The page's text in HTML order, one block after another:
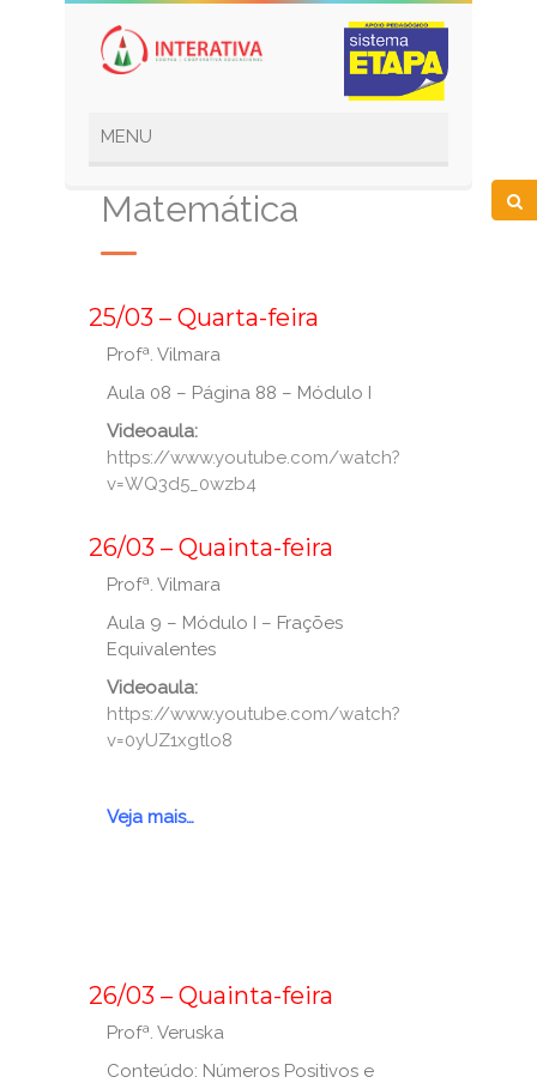
Matemática
25/03 – Quarta-feira
Profª. Vilmara
Aula 08 – Página 88 – Módulo I
Videoaula:
https://www.youtube.com/watch?
v=WQ3d5_0wzb4
26/03 – Quainta-feira
Profª. Vilmara
Aula 9 – Módulo I – Frações
Equivalentes
Videoaula:
https://www.youtube.com/watch?
v=0yUZ1xgtlo8
Veja mais…
26/03 – Quainta-feira
Profª. Veruska
Conteúdo: Números Positivos e